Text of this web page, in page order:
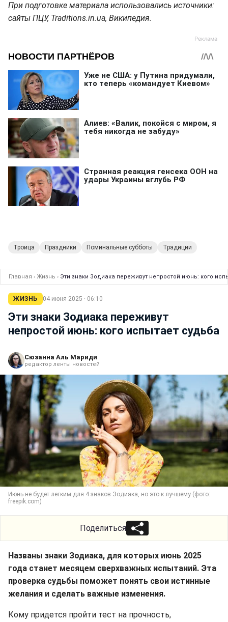
При подготовке материала использовались источники:
сайты ПЦУ, Traditions.in.ua, Википедия.
Троица Праздники Поминальные субботы Традиции
Главная › Жизнь › Эти знаки Зодиака переживут непростой июнь: кого
ЖИЗНЬ 04 июня 2025 · 06:10
Эти знаки Зодиака переживут
непростой июнь: кого испытает судьба
Сюзанна Аль Мариди
редактор ленты новостей
Июнь не будет легким для 4 знаков Зодиака, но это к лучшему (фото:
freepik.com)
Поделиться
Названы знаки Зодиака, для которых июнь 2025
года станет месяцем сверхважных испытаний. Эта
проверка судьбы поможет понять свои истинные
желания и сделать важные изменения.
Кому придется пройти тест на прочность,